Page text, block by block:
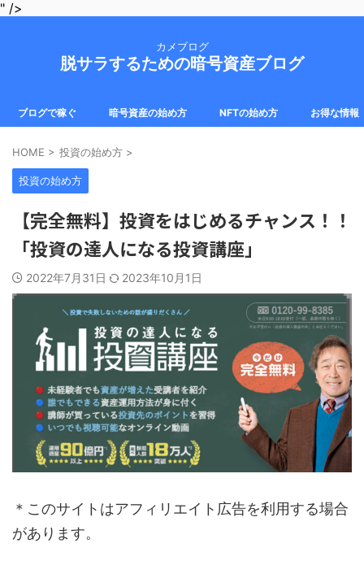
" />
カメブログ
脱サラするための暗号資産ブログ
ブログで稼ぐ 暗号資産の始め方 NFTの始め方 お得な情報
HOME > 投資の始め方 >
投資の始め方
【完全無料】投資をはじめるチャンス！！
「投資の達人になる投資講座」
2022年7月31日 2023年10月1日
＊このサイトはアフィリエイト広告を利用する場合
があります。